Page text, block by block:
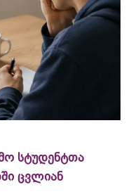
სტუდენტთა
ცვლიან